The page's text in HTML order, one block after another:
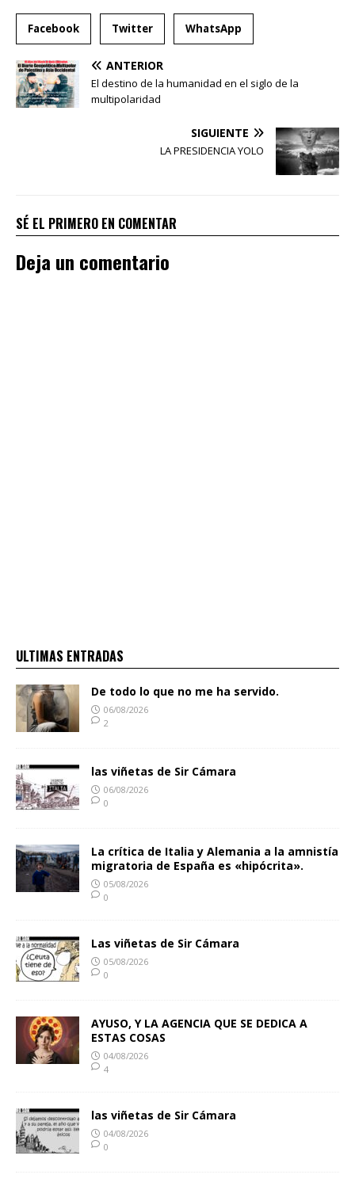
Facebook Twitter WhatsApp
ANTERIOR
El destino de la humanidad en el siglo de la
multipolaridad
SIGUIENTE
LA PRESIDENCIA YOLO
SÉ EL PRIMERO EN COMENTAR
Deja un comentario
ULTIMAS ENTRADAS
De todo lo que no me ha servido.
06/08/2026
2
las viñetas de Sir Cámara
06/08/2026
0
La crítica de Italia y Alemania a la amnistía
migratoria de España es «hipócrita».
05/08/2026
0
Las viñetas de Sir Cámara
05/08/2026
0
AYUSO, Y LA AGENCIA QUE SE DEDICA A
ESTAS COSAS
04/08/2026
4
las viñetas de Sir Cámara
04/08/2026
0